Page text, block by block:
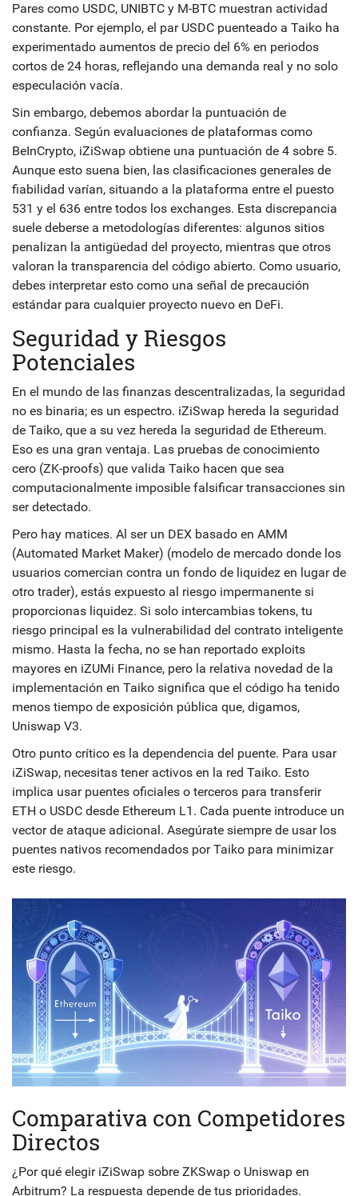
Pares como USDC, UNIBTC y M-BTC muestran actividad
constante. Por ejemplo, el par USDC puenteado a Taiko ha
experimentado aumentos de precio del 6% en periodos
cortos de 24 horas, reflejando una demanda real y no solo
especulación vacía.
Sin embargo, debemos abordar la puntuación de
confianza. Según evaluaciones de plataformas como
BeInCrypto, iZiSwap obtiene una puntuación de 4 sobre 5.
Aunque esto suena bien, las clasificaciones generales de
fiabilidad varían, situando a la plataforma entre el puesto
531 y el 636 entre todos los exchanges. Esta discrepancia
suele deberse a metodologías diferentes: algunos sitios
penalizan la antigüedad del proyecto, mientras que otros
valoran la transparencia del código abierto. Como usuario,
debes interpretar esto como una señal de precaución
estándar para cualquier proyecto nuevo en DeFi.
Seguridad y Riesgos
Potenciales
En el mundo de las finanzas descentralizadas, la seguridad
no es binaria; es un espectro. iZiSwap hereda la seguridad
de Taiko, que a su vez hereda la seguridad de Ethereum.
Eso es una gran ventaja. Las pruebas de conocimiento
cero (ZK-proofs) que valida Taiko hacen que sea
computacionalmente imposible falsificar transacciones sin
ser detectado.
Pero hay matices. Al ser un DEX basado en AMM
(Automated Market Maker) (modelo de mercado donde los
usuarios comercian contra un fondo de liquidez en lugar de
otro trader), estás expuesto al riesgo impermanente si
proporcionas liquidez. Si solo intercambias tokens, tu
riesgo principal es la vulnerabilidad del contrato inteligente
mismo. Hasta la fecha, no se han reportado exploits
mayores en iZUMi Finance, pero la relativa novedad de la
implementación en Taiko significa que el código ha tenido
menos tiempo de exposición pública que, digamos,
Uniswap V3.
Otro punto crítico es la dependencia del puente. Para usar
iZiSwap, necesitas tener activos en la red Taiko. Esto
implica usar puentes oficiales o terceros para transferir
ETH o USDC desde Ethereum L1. Cada puente introduce un
vector de ataque adicional. Asegúrate siempre de usar los
puentes nativos recomendados por Taiko para minimizar
este riesgo.
Comparativa con Competidores
Directos
¿Por qué elegir iZiSwap sobre ZKSwap o Uniswap en
Arbitrum? La respuesta depende de tus prioridades.